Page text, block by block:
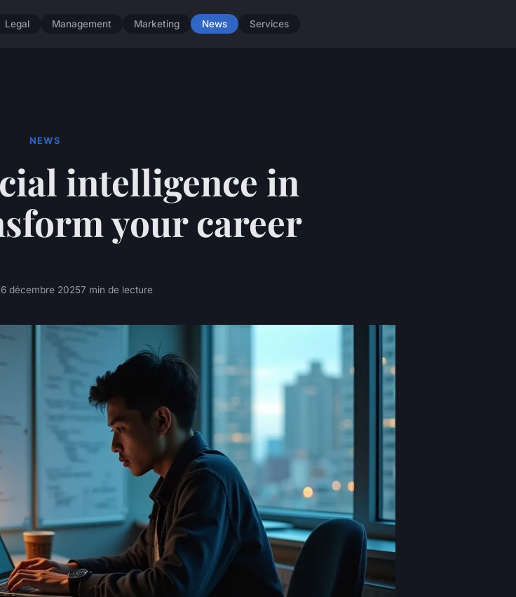
Legal Management Marketing News Services
NEWS
intelligence in
your career
décembre 20257 min de lecture